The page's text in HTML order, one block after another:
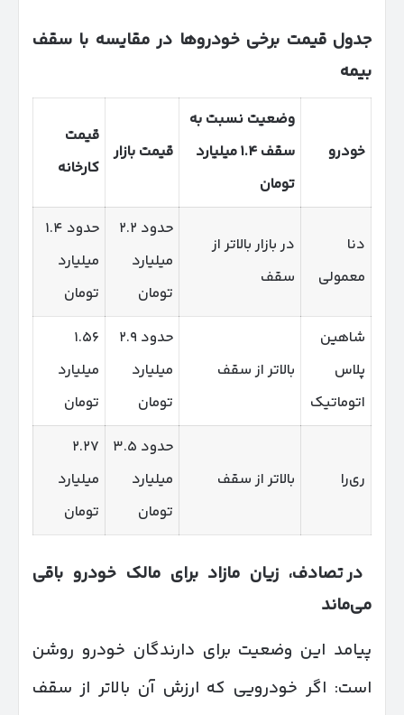
جدول قیمت برخی خودروها در مقایسه با سقف
بیمه
خودرو
وضعیت نسبت به
سقف ۱.۴ میلیارد
تومان
قیمت بازار
قیمت
کارخانه
دنا
معمولی
در بازار بالاتر از
سقف
حدود ۲.۲
میلیارد
تومان
حدود ۱.۴
میلیارد
تومان
شاهین
پلاس
اتوماتیک
بالاتر از سقف
حدود ۲.۹
میلیارد
تومان
۱.۵۶
میلیارد
تومان
ری‌را بالاتر از سقف
حدود ۳.۵
میلیارد
تومان
۲.۲۷
میلیارد
تومان
در تصادف، زیان مازاد برای مالک خودرو باقی
می‌ماند
پیامد این وضعیت برای دارندگان خودرو روشن
است: اگر خودرویی که ارزش آن بالاتر از سقف